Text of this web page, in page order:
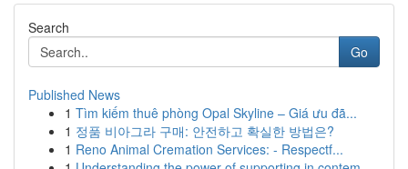
Search
Go
Published News
1 Tìm kiếm thuê phòng Opal Skyline – Giá ưu đã...
1 정품 비아그라 구매: 안전하고 확실한 방법은?
1 Reno Animal Cremation Services: - Respectf...